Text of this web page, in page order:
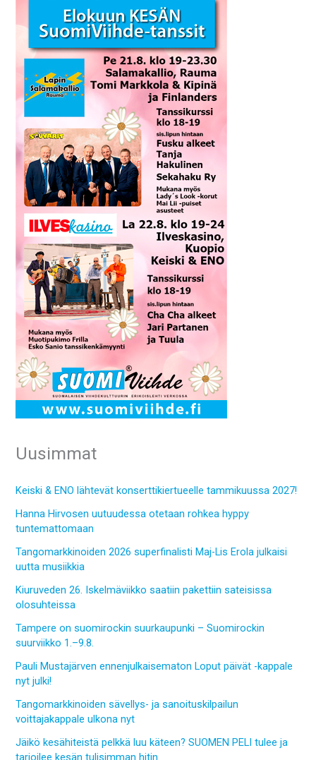
Uusimmat
Keiski & ENO lähtevät konserttikiertueelle tammikuussa 2027!
Hanna Hirvosen uutuudessa otetaan rohkea hyppy
tuntemattomaan
Tangomarkkinoiden 2026 superfinalisti Maj-Lis Erola julkaisi
uutta musiikkia
Kiuruveden 26. Iskelmäviikko saatiin pakettiin sateisissa
olosuhteissa
Tampere on suomirockin suurkaupunki – Suomirockin
suurviikko 1.–9.8.
Pauli Mustajärven ennenjulkaisematon Loput päivät -kappale
nyt julki!
Tangomarkkinoiden sävellys- ja sanoituskilpailun
voittajakappale ulkona nyt
Jäikö kesähiteistä pelkkä luu käteen? SUOMEN PELI tulee ja
tarjoilee kesän tulisimman hitin